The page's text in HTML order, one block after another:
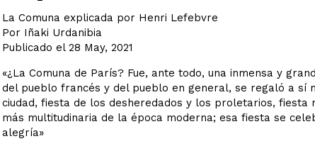
La Comuna explicada por Henri Lefebvre
Por Iñaki Urdanibia
Publicado el 28 May, 2021
«¿La Comuna de París? Fue, ante todo, una inmensa y
del pueblo francés y del pueblo en general, se regaló a sí
ciudad, fiesta de los desheredados y los proletarios,
más multitudinaria de la época moderna; esa fiesta se
alegría»